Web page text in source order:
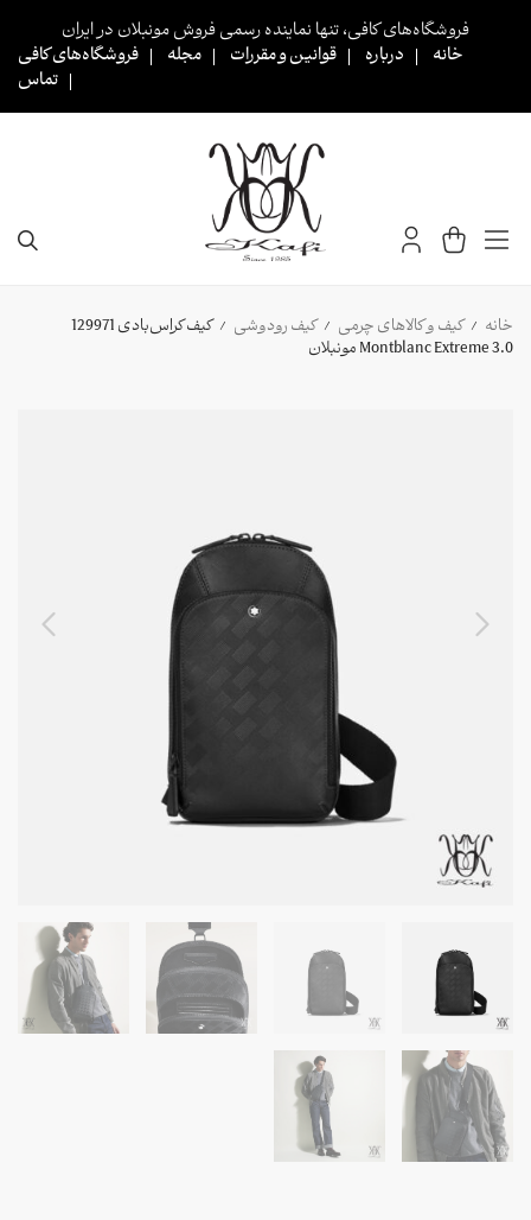
فروشگاه‌های کافی، تنها نماینده رسمی فروش مونبلان در ایران
خانه
درباره قوانین و مقررات مجله
فروشگاه‌های کافی
تماس
خانه / کیف و کالاهای چرمی / کیف رودوشی /
کیف کراس‌بادی 129971
Montblanc Extreme 3.0 مونبلان